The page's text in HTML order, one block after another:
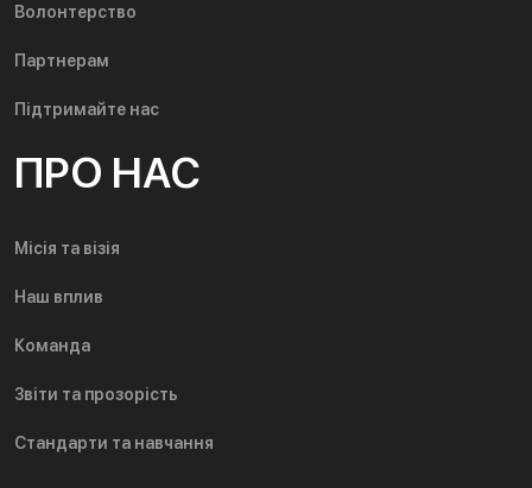
Волонтерство
Партнерам
Підтримайте нас
ПРО НАС
Місія та візія
Наш вплив
Команда
Звіти та прозорість
Стандарти та навчання